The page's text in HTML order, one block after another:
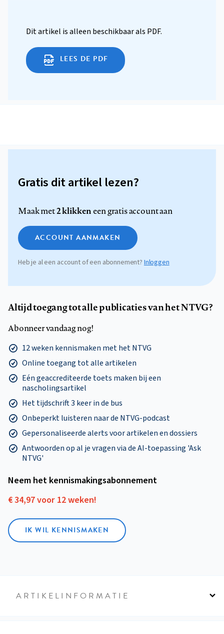
Dit artikel is alleen beschikbaar als PDF.
LEES DE PDF
Gratis dit artikel lezen?
Maak met2 klikkeneen gratis account aan
ACCOUNT AANMAKEN
Heb je al een account of een abonnement? Inloggen
Altijd toegang tot alle publicaties van het NTVG?
Abonneer vandaag nog!
12 weken kennismaken met het NTVG
Online toegang tot alle artikelen
Eén geaccrediteerde toets maken bij een
nascholingsartikel
Het tijdschrift 3 keer in de bus
Onbeperkt luisteren naar de NTVG-podcast
Gepersonaliseerde alerts voor artikelen en dossiers
Antwoorden op al je vragen via de AI-toepassing 'Ask
NTVG'
Neem het kennismakings­abonnement
€ 34,97 voor 12 weken!
IK WIL KENNISMAKEN
ARTIKELINFORMATIE